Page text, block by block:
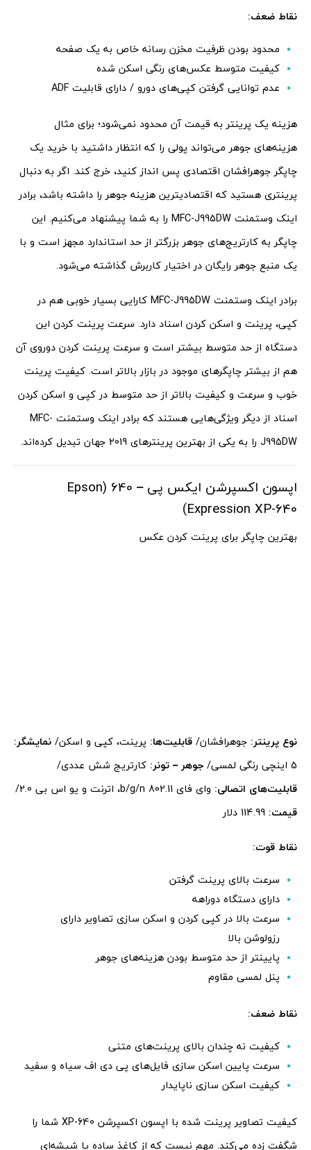
نقاط ضعف:
محدود بودن ظرفیت مخزن رسانه خاص به یک صفحه
کیفیت متوسط عکس‌های رنگی اسکن شده
عدم توانایی گرفتن کپی‌های دورو / دارای قابلیت ADF
هزینه یک پرینتر به قیمت آن محدود نمی‌شود؛ برای مثال
هزینه‌های جوهر می‌تواند پولی را که انتظار داشتید با خرید یک
چاپگر جوهرافشان اقتصادی پس انداز کنید، خرج کند. اگر به دنبال
پرینتری هستید که اقتصادیترین هزینه جوهر را داشته باشد، برادر
اینک وستمنت MFC-J995DW را به شما پیشنهاد می‌کنیم. این
چاپگر به کارتریج‌های جوهر بزرگتر از حد استاندارد مجهز است و با
یک منبع جوهر رایگان در اختیار کاربرش گذاشته می‌شود.
برادر اینک وستمنت MFC-J995DW کارایی بسیار خوبی هم در
کپی، پرینت و اسکن کردن اسناد دارد. سرعت پرینت کردن این
دستگاه از حد متوسط بیشتر است و سرعت پرینت کردن دوروی آن
هم از بیشتر چاپگرهای موجود در بازار بالاتر است. کیفیت پرینت
خوب و سرعت و کیفیت بالاتر از حد متوسط در کپی و اسکن کردن
اسناد از دیگر ویژگی‌هایی هستند که برادر اینک وستمنت MFC-
J995DW را به یکی از بهترین پرینترهای 2019 جهان تبدیل کرده‌اند.
اپسون اکسپرشن ایکس پی – 640 (Epson
Expression XP-640)
بهترین چاپگر برای پرینت کردن عکس
نوع پرینتر: جوهرافشان/ قابلیت‌ها: پرینت، کپی و اسکن/ نمایشگر:
5 اینچی رنگی لمسی/
جوهر – تونر: کارتریج شش عددی/
قابلیت‌های اتصالی: وای فای 802.11 b/g/n، اترنت و یو اس بی 2.0/
قیمت:
نقاط قوت:
سرعت بالای پرینت گرفتن
دارای دستگاه دوراهه
سرعت بالا در کپی کردن و اسکن سازی تصاویر دارای
رزولوشن بالا
پایینتر از حد متوسط بودن هزینه‌های جوهر
پنل لمسی مقاوم
نقاط ضعف:
کیفیت نه چندان بالای پرینت‌های متنی
سرعت پایین اسکن سازی فایل‌های پی دی اف سیاه و سفید
کیفیت اسکن سازی ناپایدار
کیفیت تصاویر پرینت شده با اپسون اکسپرشن XP-640 شما را
شگفت زده می‌کند. مهم نیست که از کاغذ ساده یا شیشه‌ای